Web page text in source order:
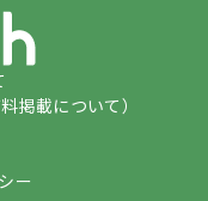
掲載について）
ー